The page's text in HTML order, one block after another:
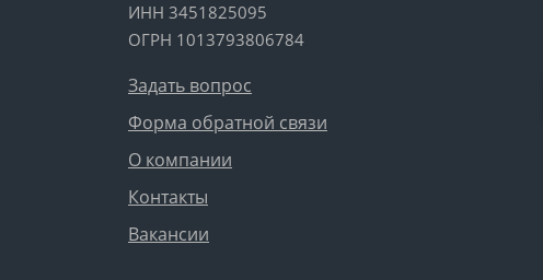
ИНН 3451825095
ОГРН 1013793806784
Задать вопрос
Форма обратной связи
О компании
Контакты
Вакансии